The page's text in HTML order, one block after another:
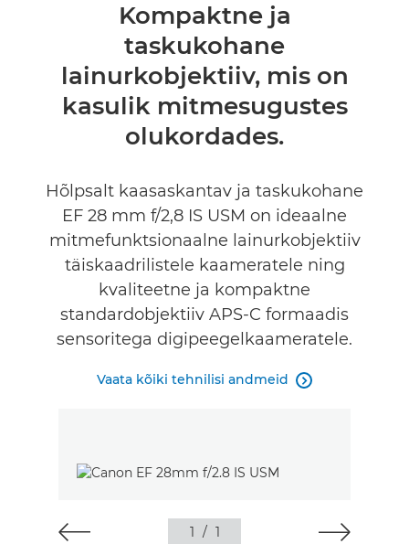
Tehnilised andmed
Kompaktne ja
taskukohane
lainurkobjektiiv, mis on
kasulik mitmesugustes
olukordades.
Hõlpsalt kaasaskantav ja taskukohane
EF 28 mm f/2,8 IS USM on ideaalne
mitmefunktsionaalne lainurkobjektiiv
täiskaadrilistele kaameratele ning
kvaliteetne ja kompaktne
standardobjektiiv APS-C formaadis
sensoritega digipeegelkaameratele.
Vaata kõiki tehnilisi andmeid 
1 / 1